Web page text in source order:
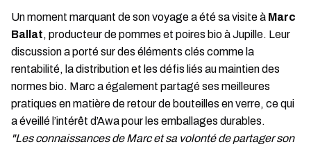
Un moment marquant de son voyage a été sa visite à Marc
Ballat, producteur de pommes et poires bio à Jupille. Leur
discussion a porté sur des éléments clés comme la
rentabilité, la distribution et les défis liés au maintien des
normes bio. Marc a également partagé ses meilleures
pratiques en matière de retour de bouteilles en verre, ce qui
a éveillé l’intérêt d’Awa pour les emballages durables.
"Les connaissances de Marc et sa volonté de partager son